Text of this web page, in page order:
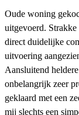
Oude woning
uitgevoerd.
direct duidelijke
uitvoering
Aansluitend
onbelangrijk zeer
geklaard met een
mij slechts een